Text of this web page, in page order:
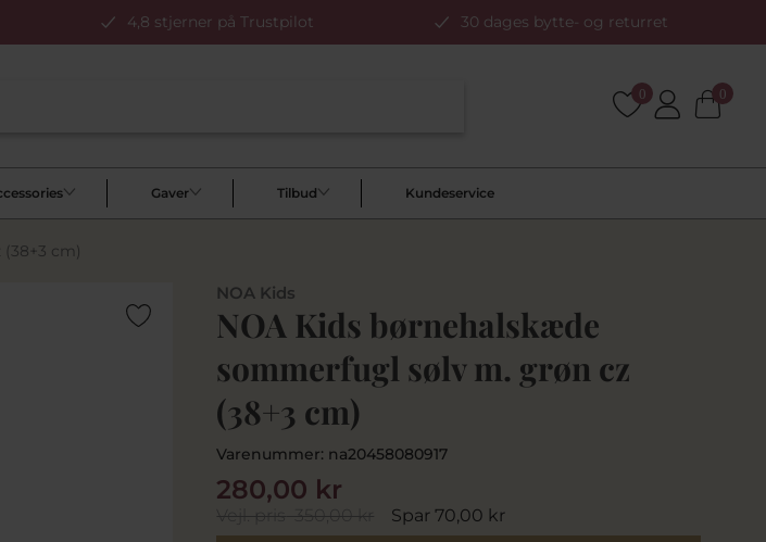
4,8 stjerner på Trustpilot 30 dages bytte- og returret
0 0
Gaver Tilbud Kundeservice
cm)
NOA Kids
NOA Kids børnehalskæde
sommerfugl sølv m. grøn cz
(38+3 cm)
Varenummer: na20458080917
Vejl. pris350,00 kr Spar 70,00 kr
280,00 kr